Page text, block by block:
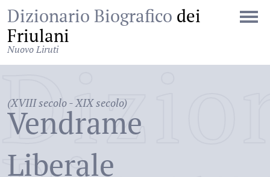
Dizionario Biografico dei
Friulani
Nuovo Liruti
(XVIII secolo - XIX secolo)
Vendrame
Liberale